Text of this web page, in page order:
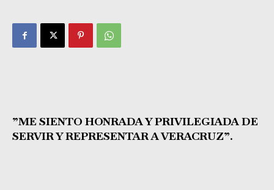
”ME SIENTO HONRADA Y PRIVILEGIADA DE
SERVIR Y REPRESENTAR A VERACRUZ”.